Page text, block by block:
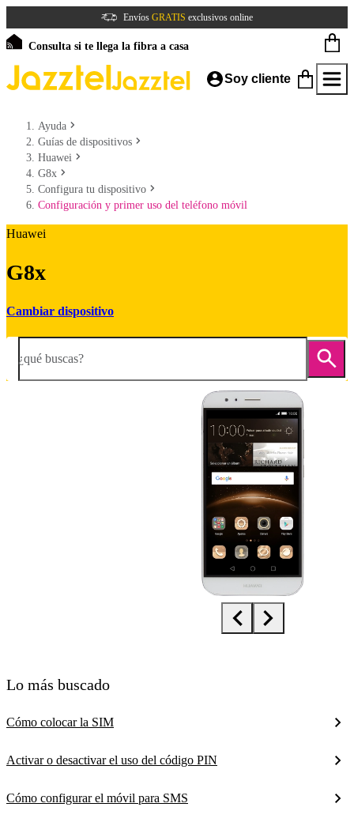
Envíos GRATIS exclusivos online
Consulta si te llega la fibra a casa
Soy cliente
Ayuda
Guías de dispositivos
Huawei
G8x
Configura tu dispositivo
Configuración y primer uso del teléfono móvil
Huawei
G8x
Cambiar dispositivo
¿qué buscas?
Lo más buscado
Cómo colocar la SIM
Activar o desactivar el uso del código PIN
Cómo configurar el móvil para SMS